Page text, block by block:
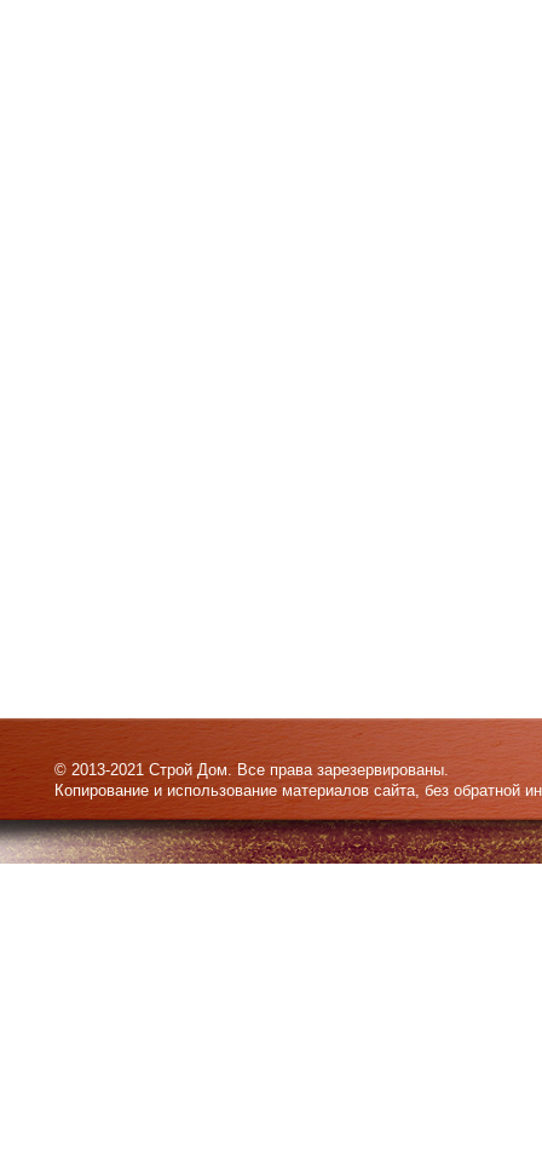
© 2013-2021 Строй Дом. Все права зарезервированы.
Копирование и использование материалов сайта, без обратной